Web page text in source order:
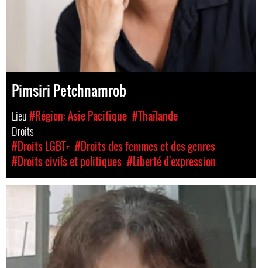
Pimsiri Petchnamrob
Lieu#Région: Asie Pacifique #Thaïlande
Droits
#Droits LGBT+ #Droits des femmes et des genres
#Droits civils et politiques #Liberté d'expression